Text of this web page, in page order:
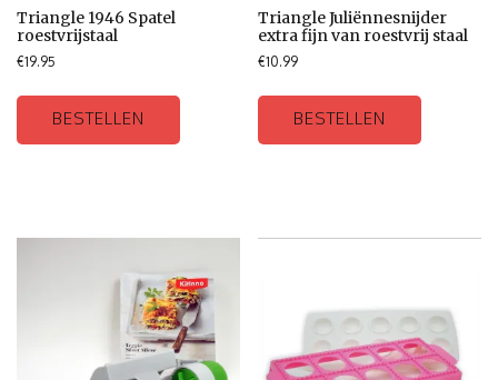
Triangle 1946 Spatel
roestvrijstaal
€19.95
BESTELLEN
Triangle Juliënnesnijder
extra fijn van roestvrij staal
€10.99
BESTELLEN